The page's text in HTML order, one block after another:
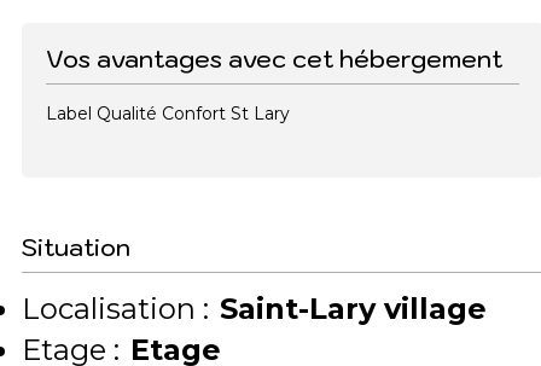
Vos avantages avec cet hébergement
Label Qualité Confort St Lary
Situation
Localisation : Saint-Lary village
Etage : Etage